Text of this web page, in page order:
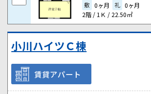
敷 0ヶ月 礼 0ヶ月
2階 / 1Ｋ / 22.50㎡
小川ハイツＣ棟
賃貸アパート